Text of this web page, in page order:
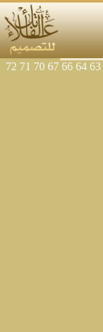
63
64
66
67
70
71
72